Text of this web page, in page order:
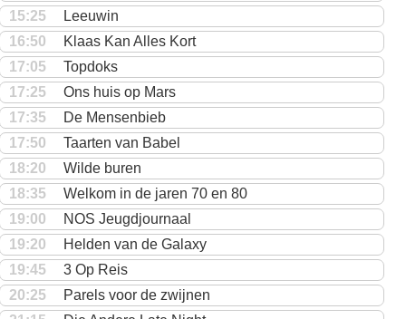
15:25
Leeuwin
16:50
Klaas Kan Alles Kort
17:05
Topdoks
17:25
Ons huis op Mars
17:35
De Mensenbieb
17:50
Taarten van Babel
18:20
Wilde buren
18:35
Welkom in de jaren 70 en 80
19:00
NOS Jeugdjournaal
19:20
Helden van de Galaxy
19:45
3 Op Reis
20:25
Parels voor de zwijnen